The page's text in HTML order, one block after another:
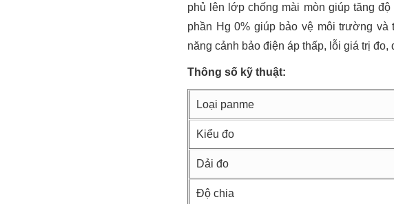
phủ lên lớp chống mài mòn giúp tăng
phần Hg 0% giúp bảo vệ môi trường
năng cảnh bảo điện áp thấp, lỗi giá trị
Thông số kỹ thuật:
Loại panme
Kiểu đo
Dải đo
Độ chia